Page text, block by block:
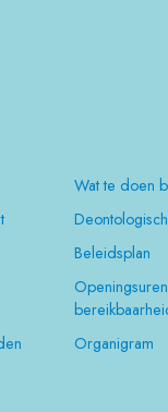
Wat te doen
Beleidsplan
Organigram